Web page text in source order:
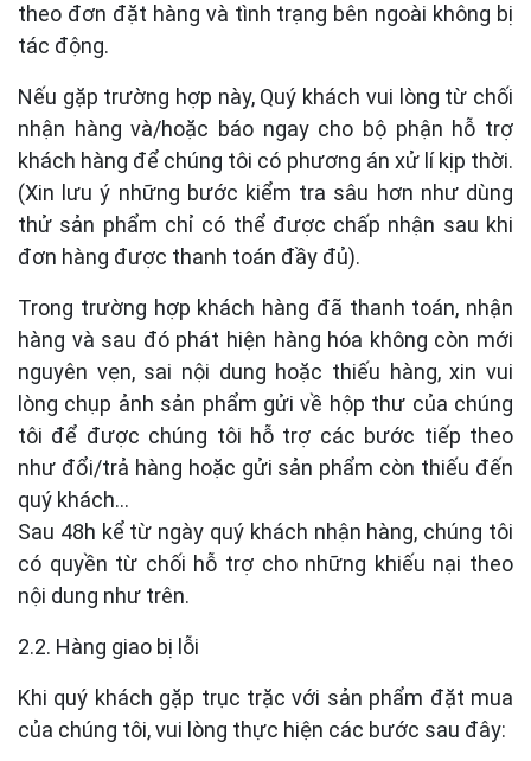
theo đơn đặt hàng và tình trạng bên ngoài không bị
tác động.
Nếu gặp trường hợp này, Quý khách vui lòng từ chối
nhận hàng và/hoặc báo ngay cho bộ phận hỗ trợ
khách hàng để chúng tôi có phương án xử lí kịp thời.
(Xin lưu ý những bước kiểm tra sâu hơn như dùng
thử sản phẩm chỉ có thể được chấp nhận sau khi
đơn hàng được thanh toán đầy đủ).
Trong trường hợp khách hàng đã thanh toán, nhận
hàng và sau đó phát hiện hàng hóa không còn mới
nguyên vẹn, sai nội dung hoặc thiếu hàng, xin vui
lòng chụp ảnh sản phẩm gửi về hộp thư của chúng
tôi để được chúng tôi hỗ trợ các bước tiếp theo
như đổi/trả hàng hoặc gửi sản phẩm còn thiếu đến
quý khách…
Sau 48h kể từ ngày quý khách nhận hàng, chúng tôi
có quyền từ chối hỗ trợ cho những khiếu nại theo
nội dung như trên.
2.2. Hàng giao bị lỗi
Khi quý khách gặp trục trặc với sản phẩm đặt mua
của chúng tôi, vui lòng thực hiện các bước sau đây: